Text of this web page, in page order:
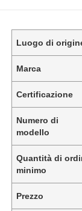
Luogo di
Marca
Certificazione
Numero di
modello
Quantità di
minimo
Prezzo